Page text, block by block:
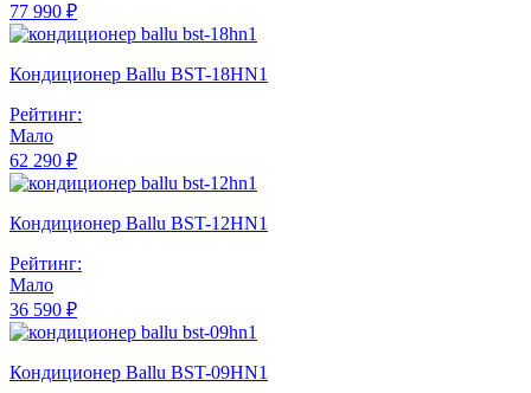
77 990 ₽
Кондиционер Ballu BST-18HN1
Рейтинг:
Мало
62 290 ₽
Кондиционер Ballu BST-12HN1
Рейтинг:
Мало
36 590 ₽
Кондиционер Ballu BST-09HN1